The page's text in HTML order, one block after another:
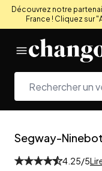
Découvrez notre
France ! Cliquez sur
Segway-Ninebot
4.25/5